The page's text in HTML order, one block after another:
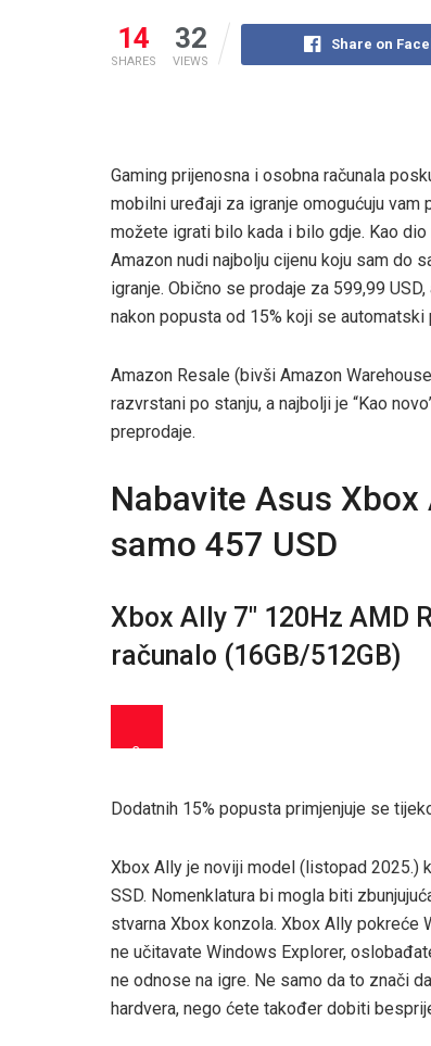
14
SHARES
32
VIEWS
Share on
Gaming prijenosna i osobna računala
mobilni uređaji za igranje omogućuju
možete igrati bilo kada i bilo gdje. Kao
Amazon nudi najbolju cijenu koju sam do
igranje. Obično se prodaje za 599,99
nakon popusta od 15% koji se automatski
Amazon Resale (bivši Amazon
razvrstani po stanju, a najbolji je “Kao
preprodaje.
Nabavite Asus
samo 457 USD
Xbox Ally 7″ 120Hz AMD
računalo (16GB/512GB)
3
Dodatnih 15% popusta primjenjuje se
Xbox Ally je noviji model (listopad 2025.)
SSD. Nomenklatura bi mogla biti
stvarna Xbox konzola. Xbox Ally pokreće
ne učitavate Windows Explorer,
ne odnose na igre. Ne samo da to znači
hardvera, nego ćete također dobiti